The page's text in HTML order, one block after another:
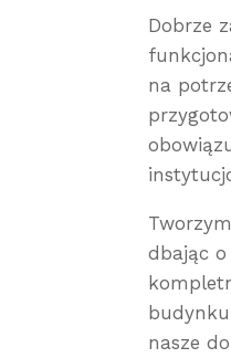
Dobrze
na
dbając
nasze